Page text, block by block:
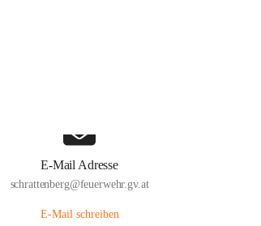
E-Mail Adresse
schrattenberg@feuerwehr.gv.at
E-Mail schreiben